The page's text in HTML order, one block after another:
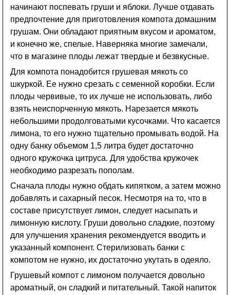
начинают поспевать груши и яблоки. Лучше отдавать
предпочтение для приготовления компота домашним
грушам. Они обладают приятным вкусом и ароматом,
и конечно же, спелые. Наверняка многие замечали,
что в магазине плоды лежат твердые и безвкусные.
Для компота понадобится грушевая мякоть со
шкуркой. Ее нужно срезать с семенной коробки. Если
плоды червивые, то их лучше не использовать, либо
взять неиспорченную мякоть. Нарезается мякоть
небольшими продолговатыми кусочками. Что касается
лимона, то его нужно тщательно промывать водой. На
одну банку объемом 1,5 литра будет достаточно
одного кружочка цитруса. Для удобства кружочек
необходимо разрезать пополам.
Сначала плоды нужно обдать кипятком, а затем можно
добавлять и сахарный песок. Несмотря на то, что в
составе присутствует лимон, следует насыпать и
лимонную кислоту. Груши довольно сладкие, поэтому
для улучшения хранения рекомендуется вводить и
указанный компонент. Стерилизовать банки с
компотом не нужно, их достаточно укутать в одеяло.
Грушевый компот с лимоном получается довольно
ароматный, он сладкий и питательный. Такой напиток